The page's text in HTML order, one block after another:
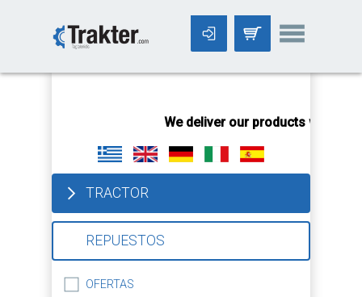
We deliver our products
TRACTOR
REPUESTOS
OFERTAS